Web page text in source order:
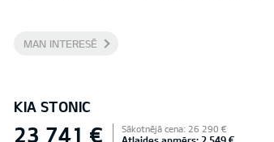
MAN INTERESĒ
KIA STONIC
23 741 € Sākotnējā cena: 26 290 €
Atlaides apmērs: 2 549 €